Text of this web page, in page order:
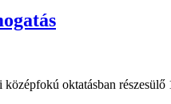
középfokú oktatásban